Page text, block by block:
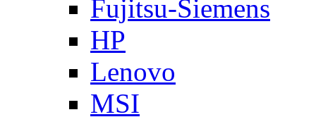
Fujitsu-Siemens
HP
Lenovo
MSI